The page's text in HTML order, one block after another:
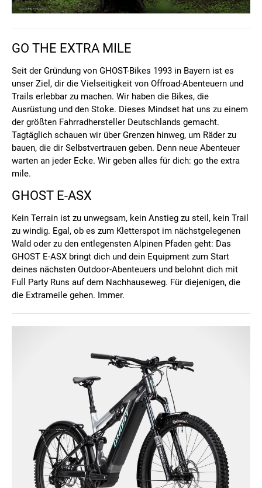
GO THE EXTRA MILE
Seit der Gründung von GHOST-Bikes 1993 in Bayern ist es
unser Ziel, dir die Vielseitigkeit von Offroad-Abenteuern und
Trails erlebbar zu machen. Wir haben die Bikes, die
Ausrüstung und den Stoke. Dieses Mindset hat uns zu einem
der größten Fahrradhersteller Deutschlands gemacht.
Tagtäglich schauen wir über Grenzen hinweg, um Räder zu
bauen, die dir Selbstvertrauen geben. Denn neue Abenteuer
warten an jeder Ecke. Wir geben alles für dich: go the extra
mile.
GHOST E-ASX
Kein Terrain ist zu unwegsam, kein Anstieg zu steil, kein Trail
zu windig. Egal, ob es zum Kletterspot im nächstgelegenen
Wald oder zu den entlegensten Alpinen Pfaden geht: Das
GHOST E-ASX bringt dich und dein Equipment zum Start
deines nächsten Outdoor-Abenteuers und belohnt dich mit
Full Party Runs auf dem Nachhauseweg. Für diejenigen, die
die Extrameile gehen. Immer.